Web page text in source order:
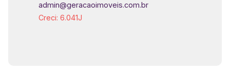
admin@geracaoimoveis.com.br
Creci: 6.041J